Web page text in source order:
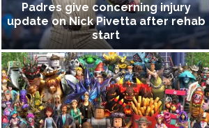
Padres give concerning injury
update on Nick Pivetta after rehab
start